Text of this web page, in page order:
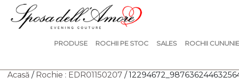
PRODUSE ROCHII PE STOC SALES ROCHII
Acasă / Rochie : EDR01150207 /